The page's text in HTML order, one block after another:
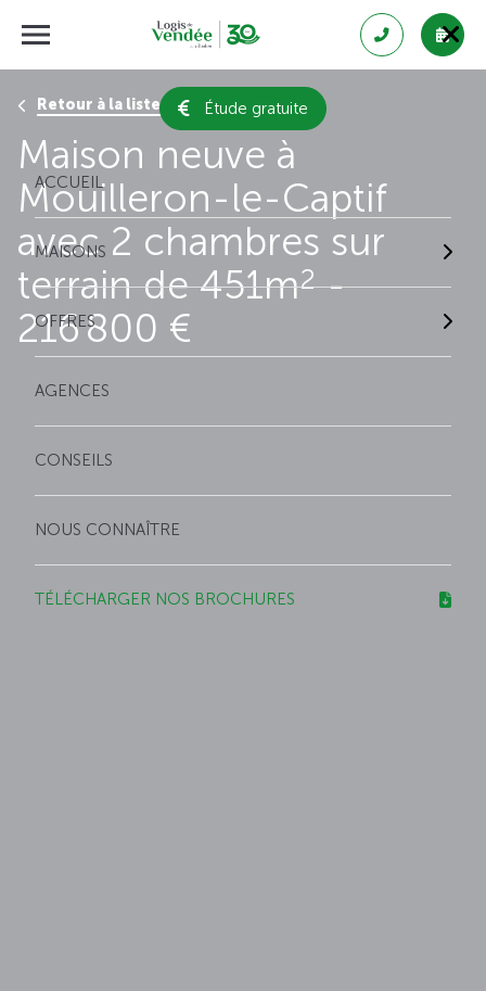
Étude gratuite
ACCUEIL
MAISONS
OFFRES
AGENCES
CONSEILS
NOUS CONNAÎTRE
TÉLÉCHARGER NOS BROCHURES
Retour à la liste des résultats
Maison neuve à
Mouilleron-le-Captif
avec 2 chambres sur
terrain de 451m2-
216 800 €